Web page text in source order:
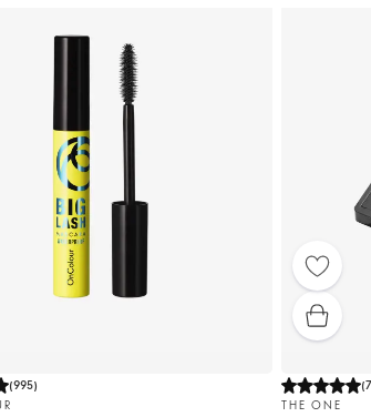
(995)
(
THE ONE